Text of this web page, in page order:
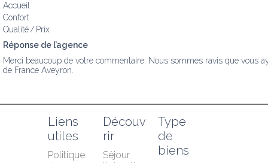
Accueil
Confort
Qualité / Prix
Réponse de l’agence
Merci beaucoup de votre commentaire. Nous sommes ravis que vous
de France Aveyron.
Liens
utiles
Politique
Découv
rir
Séjour
Type
de
biens